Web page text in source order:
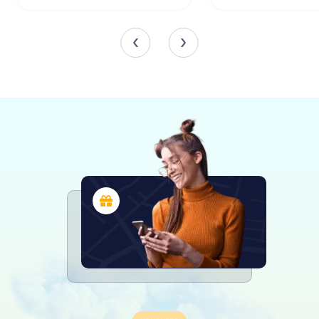
weerspiegelt de historische betekenis van de moskee
en haar rol als ontmoetingsplaats voor de gemeenschap.
De fontein, hoewel niet meer aanwezig, symboliseerde
de zuidwestelijke hoek van de moskee, wat haar
historische charme verder vergroot. De noordelijke
ingang van de moskee, versierd met een poëtische
inscriptie in Ottomaans Turks, vertelt verhalen over haar
verleden en de veranderingen die ze door de eeuwen
heen heeft meegemaakt.
Restauratie en Behoud
De Dzhumaya Moskee heeft aanzienlijke restauratie-
inspanningen ondergaan om haar erfgoed te behouden.
Tussen 2006 en 2008 werd de moskee zorgvuldig
gefinancierd door de Grote Gemeente van Istanbul. De